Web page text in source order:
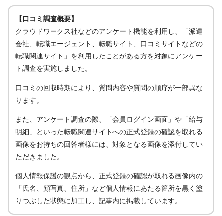
【口コミ調査概要】
クラウドワークス社などのアンケート機能を利用し、「派遣
会社、転職エージェント、転職サイト、口コミサイトなどの
転職関連サイト」を利用したことがある方を対象にアンケー
ト調査を実施しました。
口コミの回収時期により、質問内容や質問の順序が一部異な
ります。
また、アンケート調査の際、「会員ログイン画面」や「給与
明細」といった転職関連サイトへの正式登録の確認を取れる
画像をお持ちの回答者様には、対象となる画像を添付してい
ただきました。
個人情報保護の観点から、正式登録の確認が取れる画像内の
「氏名、顔写真、住所」など個人情報にあたる箇所を黒く塗
りつぶした状態に加工し、記事内に掲載しています。